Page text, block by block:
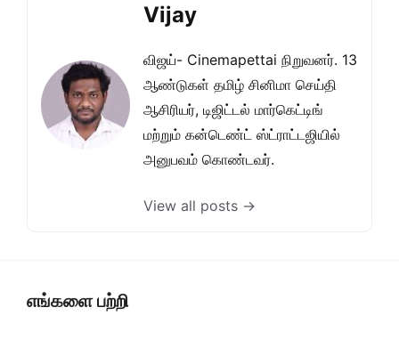
Vijay
விஜய்- Cinemapettai நிறுவனர். 13
ஆண்டுகள் தமிழ் சினிமா செய்தி
ஆசிரியர், டிஜிட்டல் மார்கெட்டிங்
மற்றும் கன்டெண்ட் ஸ்ட்ராட்டஜியில்
அனுபவம் கொண்டவர்.
View all posts →
எங்களை பற்றி